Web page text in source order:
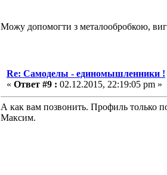
Можу допомогти з металообробкою,
Re: Самоделы - единомышленники !
« Ответ #9 : 02.12.2015, 22:19:05 pm »
А как вам позвонить. Профиль только
Максим.